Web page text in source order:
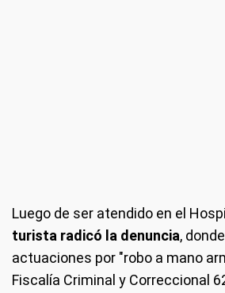
Luego de ser atendido en el
turista radicó la denuncia,
actuaciones por "robo a mano
Fiscalía Criminal y Correccional